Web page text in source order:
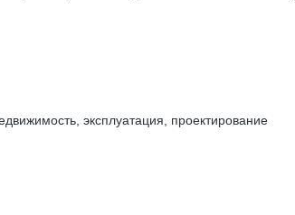
эксплуатация, проектирование